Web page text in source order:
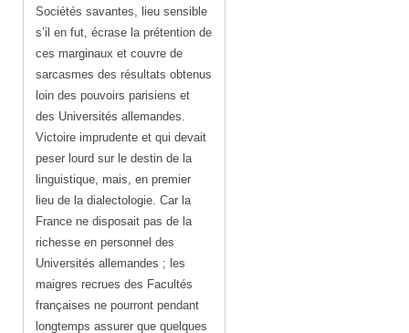
Sociétés savantes, lieu sensible
s’il en fut, écrase la prétention de
ces marginaux et couvre de
sarcasmes des résultats obtenus
loin des pouvoirs parisiens et
des Universités allemandes.
Victoire imprudente et qui devait
peser lourd sur le destin de la
linguistique, mais, en premier
lieu de la dialectologie. Car la
France ne disposait pas de la
richesse en personnel des
Universités allemandes ; les
maigres recrues des Facultés
françaises ne pourront pendant
longtemps assurer que quelques